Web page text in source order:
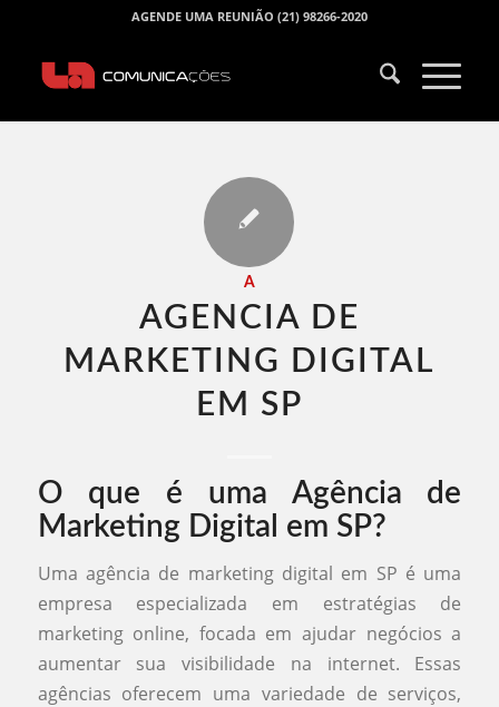
AGENDE UMA REUNIÃO (21) 98266-2020
A
AGENCIA DE
MARKETING DIGITAL
EM SP​
O que é uma Agência de
Marketing Digital em SP?
Uma agência de marketing digital em SP é uma
empresa especializada em estratégias de
marketing online, focada em ajudar negócios a
aumentar sua visibilidade na internet. Essas
agências oferecem uma variedade de serviços,